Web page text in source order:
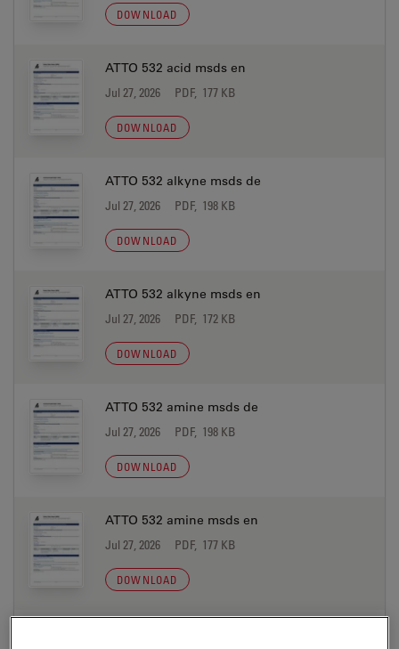
DOWNLOAD
ATTO 532 acid msds en
Jul 27, 2026 PDF, 177 KB
DOWNLOAD
ATTO 532 alkyne msds de
Jul 27, 2026 PDF, 198 KB
DOWNLOAD
ATTO 532 alkyne msds en
Jul 27, 2026 PDF, 172 KB
DOWNLOAD
ATTO 532 amine msds de
Jul 27, 2026 PDF, 198 KB
DOWNLOAD
ATTO 532 amine msds en
Jul 27, 2026 PDF, 177 KB
DOWNLOAD